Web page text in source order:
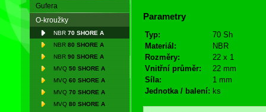
Gufera
O-kroužky
NBR 70 SHORE A
NBR 80 SHORE A
NBR 90 SHORE A
MVQ 50 SHORE A
MVQ 60 SHORE A
MVQ 70 SHORE A
MVQ 80 SHORE A
Parametry
Typ:
70 Sh
Materiál:
NBR
Rozměry:
22 x 1
Vnitřní průměr:
22 mm
Síla:
1 mm
Jednotka / balení: ks